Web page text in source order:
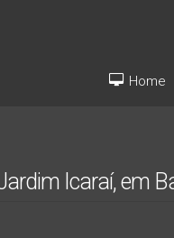
Home
Icaraí, em